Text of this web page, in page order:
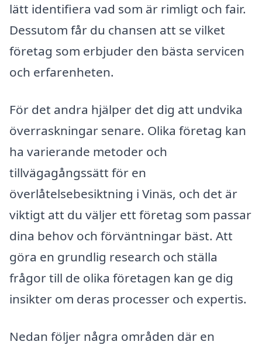
lätt identifiera vad som är rimligt och fair.
Dessutom får du chansen att se vilket
företag som erbjuder den bästa servicen
och erfarenheten.
För det andra hjälper det dig att undvika
överraskningar senare. Olika företag kan
ha varierande metoder och
tillvägagångssätt för en
överlåtelsebesiktning i Vinäs, och det är
viktigt att du väljer ett företag som passar
dina behov och förväntningar bäst. Att
göra en grundlig research och ställa
frågor till de olika företagen kan ge dig
insikter om deras processer och expertis.
Nedan följer några områden där en